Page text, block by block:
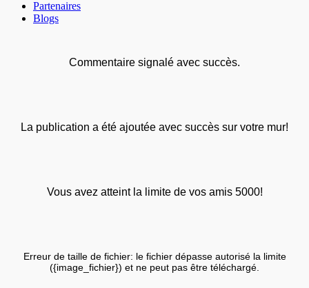
Partenaires
Blogs
Commentaire signalé avec succès.
La publication a été ajoutée avec succès sur votre mur!
Vous avez atteint la limite de vos amis 5000!
Erreur de taille de fichier: le fichier dépasse autorisé la limite
({image_fichier}) et ne peut pas être téléchargé.